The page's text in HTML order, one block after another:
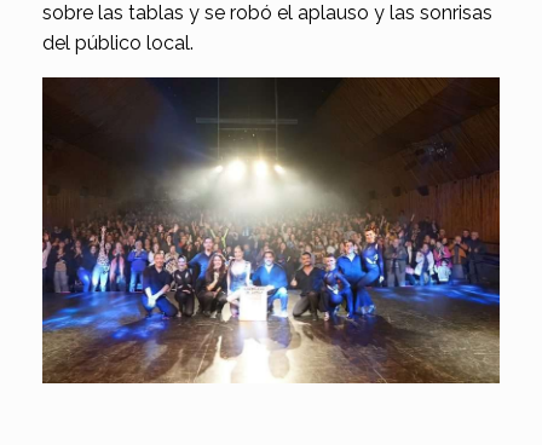
sobre las tablas y se robó el aplauso y las sonrisas
del público local.